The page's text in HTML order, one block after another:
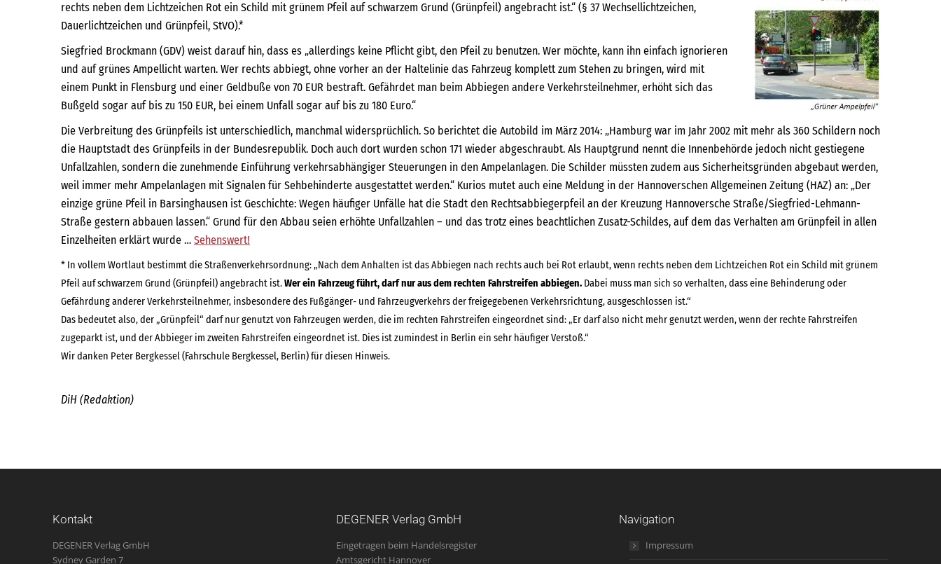
rechts neben dem Lichtzeichen Rot ein Schild mit grünem Pfeil auf schwarzem Grund (Grünpfeil) angebracht ist.“ (§ 37 Wechsellichtzeichen,
Dauerlichtzeichen und Grünpfeil, StVO).*
Siegfried Brockmann (GDV) weist darauf hin, dass es „allerdings keine Pflicht gibt, den Pfeil zu benutzen. Wer möchte, kann ihn einfach ignorieren
und auf grünes Ampellicht warten. Wer rechts abbiegt, ohne vorher an der Haltelinie das Fahrzeug komplett zum Stehen zu bringen, wird mit
einem Punkt in Flensburg und einer Geldbuße von 70 EUR bestraft. Gefährdet man beim Abbiegen andere Verkehrsteilnehmer, erhöht sich das
Bußgeld sogar auf bis zu 150 EUR, bei einem Unfall sogar auf bis zu 180 Euro.“
Die Verbreitung des Grünpfeils ist unterschiedlich, manchmal widersprüchlich. So berichtet die Autobild im März 2014: „Hamburg war im Jahr 2002 mit mehr als 360 Schildern noch
die Hauptstadt des Grünpfeils in der Bundesrepublik. Doch auch dort wurden schon 171 wieder abgeschraubt. Als Hauptgrund nennt die Innenbehörde jedoch nicht gestiegene
Unfallzahlen, sondern die zunehmende Einführung verkehrsabhängiger Steuerungen in den Ampelanlagen. Die Schilder müssten zudem aus Sicherheitsgründen abgebaut werden,
weil immer mehr Ampelanlagen mit Signalen für Sehbehinderte ausgestattet werden.“ Kurios mutet auch eine Meldung in der Hannoverschen Allgemeinen Zeitung (HAZ) an: „Der
einzige grüne Pfeil in Barsinghausen ist Geschichte: Wegen häufiger Unfälle hat die Stadt den Rechtsabbiegerpfeil an der Kreuzung Hannoversche Straße/Siegfried-Lehmann-
Straße gestern abbauen lassen.“ Grund für den Abbau seien erhöhte Unfallzahlen – und das trotz eines beachtlichen Zusatz-Schildes, auf dem das Verhalten am Grünpfeil in allen
Einzelheiten erklärt wurde … Sehenswert!
* In vollem Wortlaut bestimmt die Straßenverkehrsordnung: „Nach dem Anhalten ist das Abbiegen nach rechts auch bei Rot erlaubt, wenn rechts neben dem Lichtzeichen Rot ein Schild mit grünem
Pfeil auf schwarzem Grund (Grünpfeil) angebracht ist.Wer ein Fahrzeug führt, darf nur aus dem rechten Fahrstreifen abbiegen. Dabei muss man sich so verhalten, dass eine Behinderung oder
Gefährdung anderer Verkehrsteilnehmer, insbesondere des Fußgänger- und Fahrzeugverkehrs der freigegebenen Verkehrsrichtung, ausgeschlossen ist.“
Das bedeutet also, der „Grünpfeil“ darf nur genutzt von Fahrzeugen werden, die im rechten Fahrstreifen eingeordnet sind: „Er darf also nicht mehr genutzt werden, wenn der rechte Fahrstreifen
zugeparkt ist, und der Abbieger im zweiten Fahrstreifen eingeordnet ist. Dies ist zumindest in Berlin ein sehr häufiger Verstoß.“
Wir danken Peter Bergkessel (Fahrschule Bergkessel, Berlin) für diesen Hinweis.
DiH (Redaktion)
Kontakt
DEGENER Verlag GmbH
Sydney Garden 7
DEGENER Verlag GmbH
Eingetragen beim Handelsregister
Amtsgericht Hannover
Navigation
Impressum